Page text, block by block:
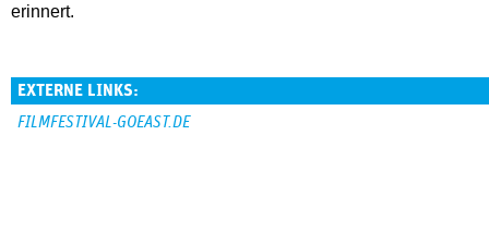
erinnert.
EXTERNE LINKS:
FILMFESTIVAL-GOEAST.DE